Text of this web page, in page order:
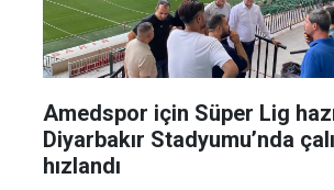
Amedspor için Süper Lig
Diyarbakır Stadyumu’nda
hızlandı